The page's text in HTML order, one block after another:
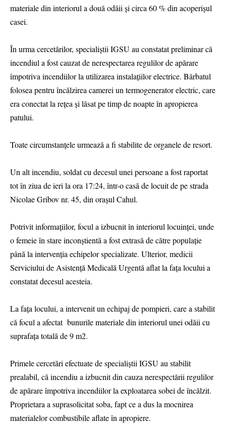
materiale din interiorul a două odăii și circa 60 % din acoperișul
casei.
În urma cercetărilor, specialiștii IGSU au constatat preliminar că
incendiul a fost cauzat de nerespectarea regulilor de apărare
împotriva incendiilor la utilizarea instalațiilor electrice. Bărbatul
folosea pentru încălzirea camerei un termogenerator electric, care
era conectat la rețea și lăsat pe timp de noapte în apropierea
patului.
Toate circumstanțele urmează a fi stabilite de organele de resort.
Un alt incendiu, soldat cu decesul unei persoane a fost raportat
tot în ziua de ieri la ora 17:24, într-o casă de locuit de pe strada
Nicolae Gribov nr. 45, din orașul Cahul.
Potrivit informațiilor, focul a izbucnit în interiorul locuinței, unde
o femeie în stare inconștientă a fost extrasă de către populație
până la intervenția echipelor specializate. Ulterior, medicii
Serviciului de Asistență Medicală Urgentă aflat la fața locului a
constatat decesul acesteia.
La fața locului, a intervenit un echipaj de pompieri, care a stabilit
că focul a afectat bunurile materiale din interiorul unei odăii cu
suprafața totală de 9 m2.
Primele cercetări efectuate de specialiștii IGSU au stabilit
prealabil, că incendiu a izbucnit din cauza nerespectării regulilor
de apărare împotriva incendiilor la exploatarea sobei de încălzit.
Proprietara a suprasolicitat soba, fapt ce a dus la mocnirea
materialelor combustibile aflate în apropiere.